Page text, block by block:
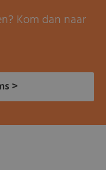
Kom dan naar
>